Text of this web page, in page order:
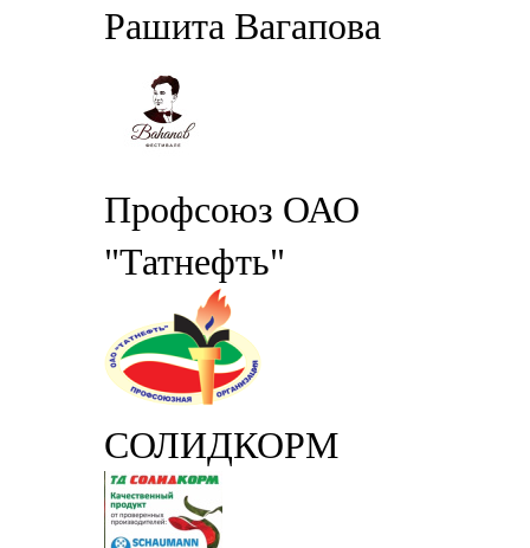
Рашита Вагапова
Профсоюз ОАО
"Татнефть"
СОЛИДКОРМ